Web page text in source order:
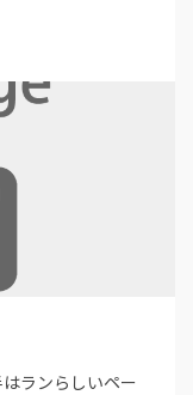
ランらしいペー